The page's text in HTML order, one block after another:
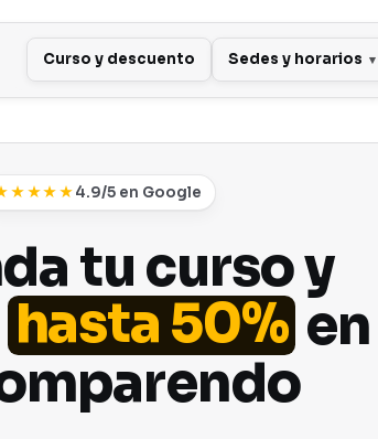
Curso y descuento Sedes y horarios
4.9/5 en Google
tu curso y
hasta 50% en